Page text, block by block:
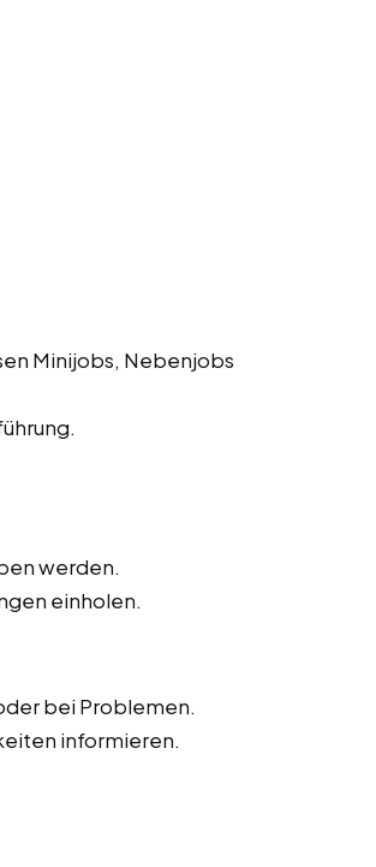
Minijobs, Nebenjobs
werden.
einholen.
bei Problemen.
informieren.